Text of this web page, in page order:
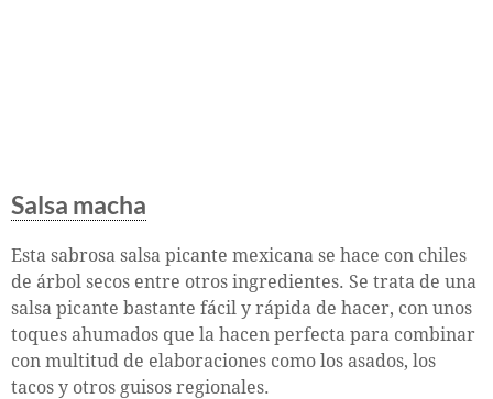
Salsa macha
Esta sabrosa salsa picante mexicana se hace con chiles
de árbol secos entre otros ingredientes. Se trata de una
salsa picante bastante fácil y rápida de hacer, con unos
toques ahumados que la hacen perfecta para combinar
con multitud de elaboraciones como los asados, los
tacos y otros guisos regionales.